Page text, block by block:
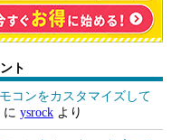
ト
コンをカスタマイズして
に ysrock より